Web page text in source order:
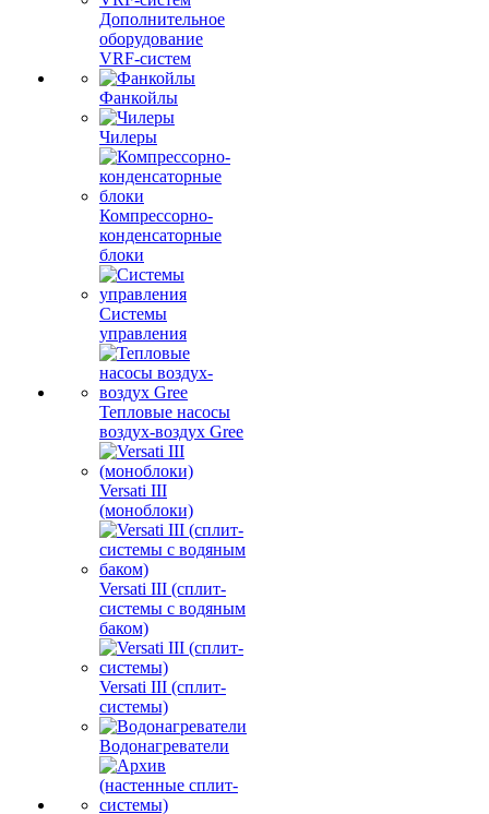
Дополнительное
оборудование
VRF-систем
Фанкойлы
Чилеры
Компрессорно-
конденсаторные
блоки
Системы
управления
Тепловые насосы
воздух-воздух Gree
Versati III
(моноблоки)
Versati III (сплит-
системы с водяным
баком)
Versati III (сплит-
системы)
Водонагреватели